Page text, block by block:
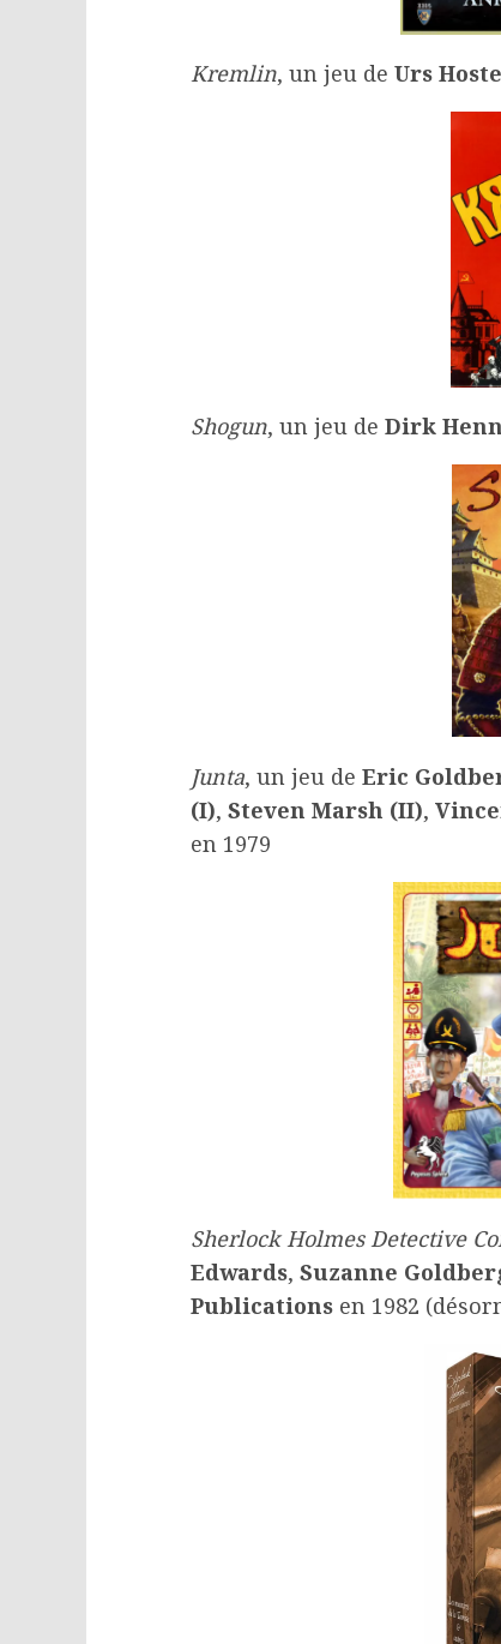
Kremlin, un jeu de Urs
Shogun, un jeu de Dirk Henn
Junta, un jeu de Eric
(I), Steven Marsh (II),
en 1979
Sherlock Holmes Detective
Edwards, Suzanne
Publications en 1982